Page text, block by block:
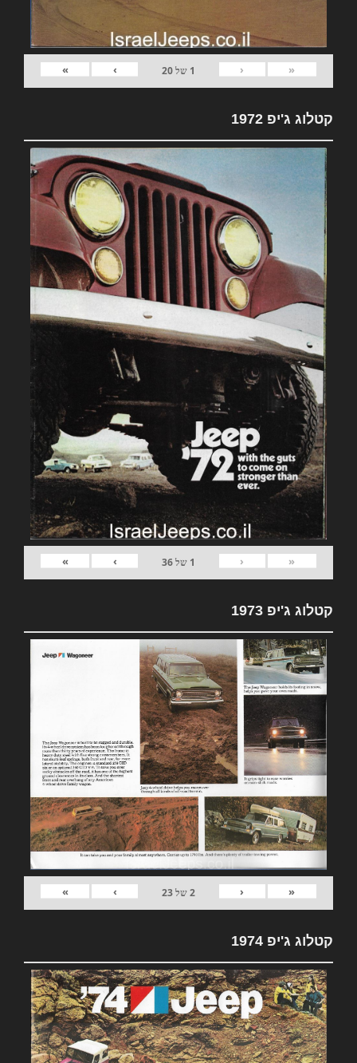
«
‹
1 של20
›
»
קטלוג ג'יפ 1972
«
‹
1 של36
›
»
קטלוג ג'יפ 1973
«
‹
2של23
›
»
קטלוג ג'יפ 1974